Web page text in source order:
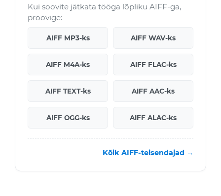
Kui soovite jätkata tööga lõpliku AIFF-ga,
proovige:
AIFF MP3-ks AIFF WAV-ks
AIFF M4A-ks AIFF FLAC-ks
AIFF TEXT-ks AIFF AAC-ks
AIFF OGG-ks AIFF ALAC-ks
Kõik AIFF-teisendajad →